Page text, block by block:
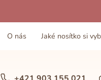
O nás Jaké nosítko si